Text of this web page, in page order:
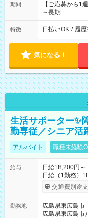
期間
【ご応募から1
～長期
特徴 日払いOK / 履
気になる！
生活サポーター✨
勤専従／シニア活
アルバイト 職種未経験
給与
日給18,200円～
日給（1勤務）18,200円 【試用期間】試用
長さ：3ヶ月 雇
交通費別途
勤務地
広島県東広島市
広島県東広島市